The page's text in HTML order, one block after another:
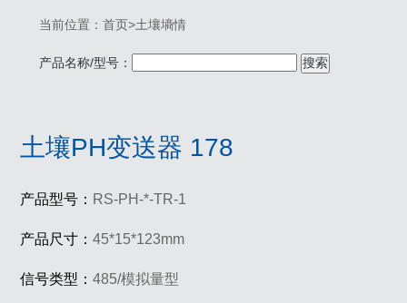
当前位置： 首页>土壤墒情
产品名称/型号： 搜索
土壤PH变送器 178
产品型号： RS-PH-*-TR-1
产品尺寸：45*15*123mm
信号类型：485/模拟量型